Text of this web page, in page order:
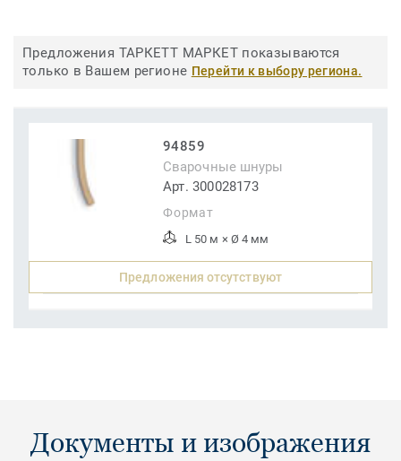
Предложения ТАРКЕТТ МАРКЕТ показываются
только в Вашем регионе Перейти к выбору региона.
94859
Сварочные шнуры
Арт. 300028173
Формат
L 50 м × Ø 4 мм
Предложения отсутствуют
Документы и изображения